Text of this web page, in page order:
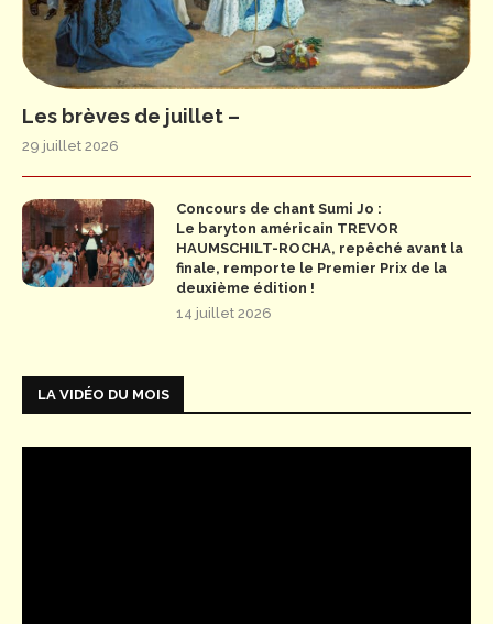
Les brèves de juillet –
29 juillet 2026
Concours de chant Sumi Jo :
Le baryton américain TREVOR
HAUMSCHILT-ROCHA, repêché avant la
finale, remporte le Premier Prix de la
deuxième édition !
14 juillet 2026
LA VIDÉO DU MOIS